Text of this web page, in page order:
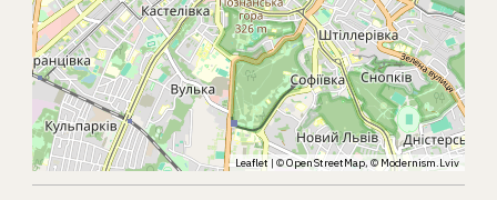
Leaflet | ©OpenStreetMap, ©Modernism.Lviv